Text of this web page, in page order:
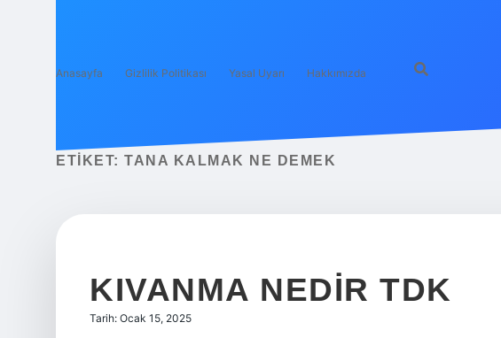
Anasayfa Gizlilik Politikası Yasal Uyarı Hakkımızda
ETIKET: TANA KALMAK NE DEMEK
KIVANMA NEDIR TDK
Tarih: Ocak 15, 2025